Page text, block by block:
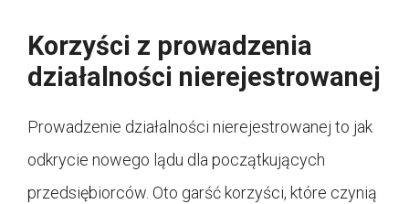
Korzyści z prowadzenia
działalności nierejestrowanej
Prowadzenie działalności nierejestrowanej to jak
odkrycie nowego lądu dla początkujących
przedsiębiorców. Oto garść korzyści, które czynią